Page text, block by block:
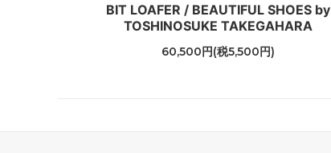
BIT LOAFER / BEAUTIFUL SHOES by
TOSHINOSUKE TAKEGAHARA
60,500円(税5,500円)